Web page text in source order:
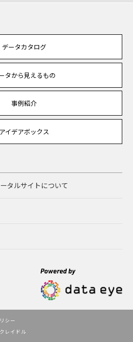
データカタログ
タから見えるもの
事例紹介
アイデアボックス
タルサイトについて
シー
レイドル